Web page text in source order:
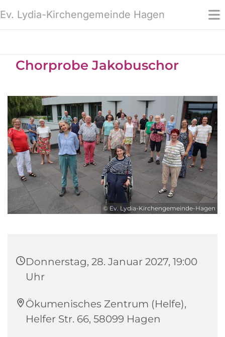
Ev. Lydia-Kirchengemeinde Hagen
Chorprobe Jakobuschor
© Ev. Lydia-Kirchengemeinde-Hagen
Donnerstag, 28. Januar 2027, 19:00
Uhr
Ökumenisches Zentrum (Helfe),
Helfer Str. 66, 58099 Hagen